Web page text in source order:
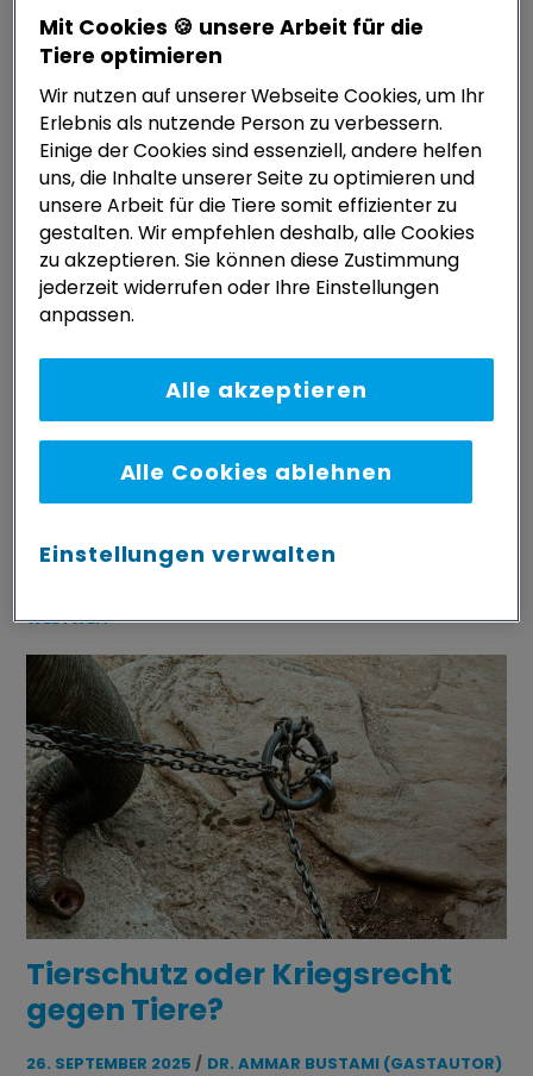
Gesucht: Mehr als nur
Kriegsrecht gegen Tiere!
10. OKTOBER 2025
DR. AMMAR BUSTAMI
(GASTAUTOR)
Textbesprechung (Teil 2) zu „Beyond
Animal Warfare Law“ von Dr. Saskia Stucki
Unser heutiges „Tierschutzrecht“ ist nicht
mehr als ein „Tierkriegsrecht“, vergleichbar
mit den völkerrechtlichen Regeln zu
bewaffneten Konflikten.„Gesucht: Mehr als nur
weiterlesen
WELTWEIT
Tierschutz oder Kriegsrecht
gegen Tiere?
26. SEPTEMBER 2025 DR. AMMAR BUSTAMI (GASTAUTOR)
Mit Cookies 🍪 unsere Arbeit für die
Tiere optimieren
Wir nutzen auf unserer Webseite Cookies, um Ihr
Erlebnis als nutzende Person zu verbessern.
Einige der Cookies sind essenziell, andere helfen
uns, die Inhalte unserer Seite zu optimieren und
unsere Arbeit für die Tiere somit effizienter zu
gestalten. Wir empfehlen deshalb, alle Cookies
zu akzeptieren. Sie können diese Zustimmung
jederzeit widerrufen oder Ihre Einstellungen
anpassen.
Einstellungen verwalten
Alle Cookies ablehnen
Alle akzeptieren